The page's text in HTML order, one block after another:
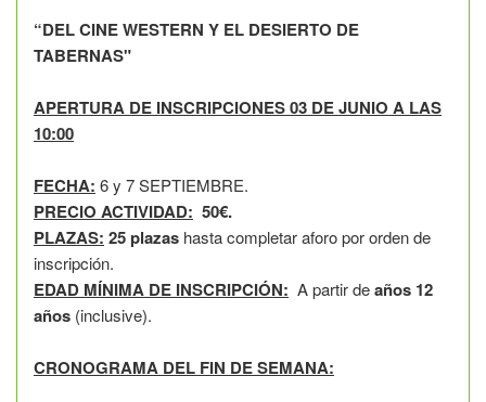
“DEL CINE WESTERN Y EL DESIERTO DE
TABERNAS"
APERTURA DE INSCRIPCIONES 03 DE JUNIO A LAS
10:00
FECHA: 6 y 7 SEPTIEMBRE.
PRECIO ACTIVIDAD: 50€.
PLAZAS: 25 plazas hasta completar aforo por orden de
inscripción.
EDAD MÍNIMA DE INSCRIPCIÓN: A partir deaños 12
años (inclusive).
CRONOGRAMA DEL FIN DE SEMANA: